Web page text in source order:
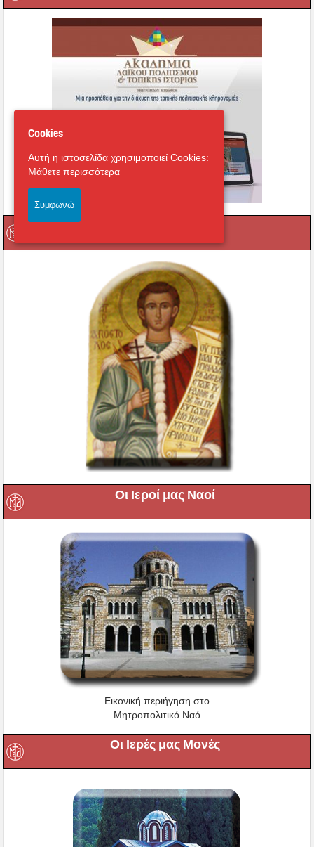
Οι Ιεροί μας Ναοί
Εικονική περιήγηση στο
Μητροπολιτικό Ναό
Οι Ιερές μας Μονές
Cookies
Αυτή η ιστοσελίδα χρησιμοποιεί Cookies:
Μάθετε περισσότερα
Συμφωνώ